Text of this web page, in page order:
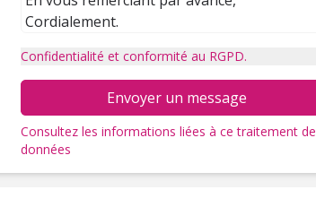
Confidentialité et conformité au RGPD.
Envoyer un message
Consultez les informations liées à ce traitement de
données